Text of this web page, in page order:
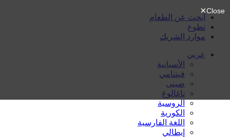
ابحث عن الطعام
تطوع
موارد الشريك
عربي
الأسبانية
فيتنامي
صينى
تاغالوغ
الروسية
الكورية
اللغة الفارسية
إيطالي